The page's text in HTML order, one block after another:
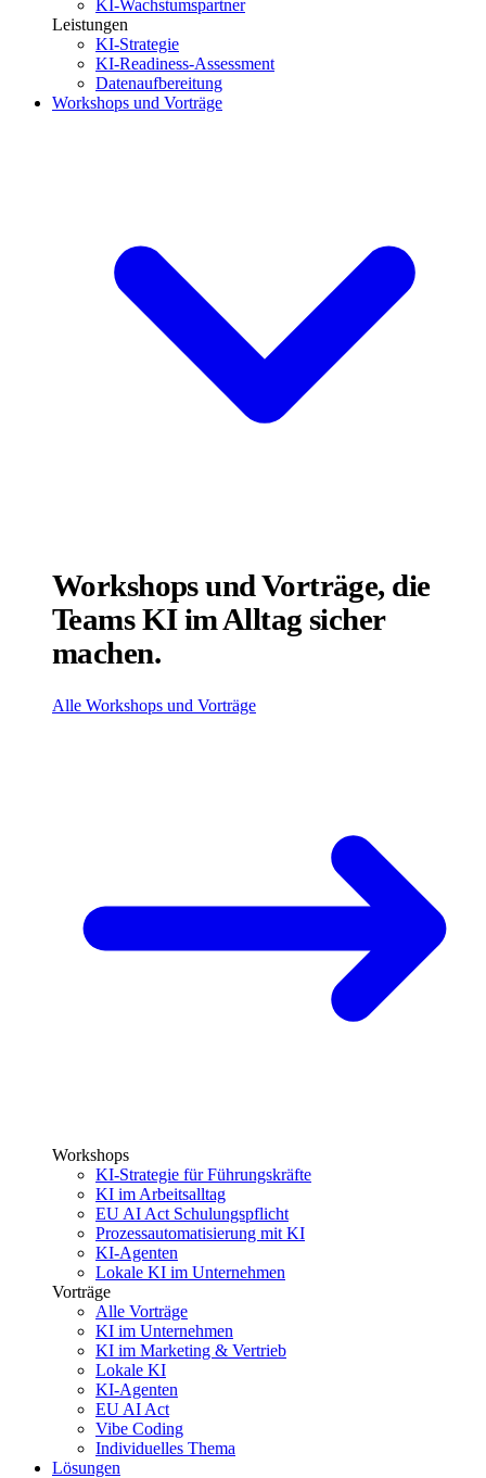
KI-Wachstumspartner
Leistungen
KI-Strategie
KI-Readiness-Assessment
Datenaufbereitung
Workshops und Vorträge
Workshops und Vorträge, die
Teams KI im Alltag sicher
machen.
Alle Workshops und Vorträge
Workshops
KI-Strategie für Führungskräfte
KI im Arbeitsalltag
EU AI Act Schulungspflicht
Prozessautomatisierung mit KI
KI-Agenten
Lokale KI im Unternehmen
Vorträge
Alle Vorträge
KI im Unternehmen
KI im Marketing & Vertrieb
Lokale KI
KI-Agenten
EU AI Act
Vibe Coding
Individuelles Thema
Lösungen